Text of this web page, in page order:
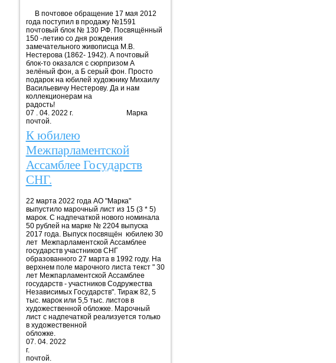
В почтовое обращение 17 мая 2012
года поступил в продажу №1591
почтовый блок № 130 РФ. Посвящённый
150 -летию со дня рождения
замечательного живописца М.В.
Нестерова (1862- 1942). А почтовый
блок-то оказался с сюрпризом А
зелёный фон, а Б серый фон. Просто
подарок на юбилей художнику Михаилу
Васильевичу Нестерову. Да и нам
коллекционерам на
радость!
07 . 04. 2022 г. Марка
почтой.
К юбилею
Межпарламентской
Ассамблее Государств
СНГ.
22 марта 2022 года АО "Марка"
выпустило марочный лист из 15 (3 * 5)
марок. С надпечаткой нового номинала
50 рублей на марке № 2204 выпуска
2017 года. Выпуск посвящён юбилею 30
лет Межпарламентской Ассамблее
государств участников СНГ
образованного 27 марта в 1992 году. На
верхнем поле марочного листа текст " 30
лет Межпарламентской Ассамблее
государств - участников Содружества
Независимых Государств". Тираж 82, 5
тыс. марок или 5,5 тыс. листов в
художественной обложке. Марочный
лист с надпечаткой реализуется только
в художественной
обложке.
07. 04. 2022
г. Марка
почтой.